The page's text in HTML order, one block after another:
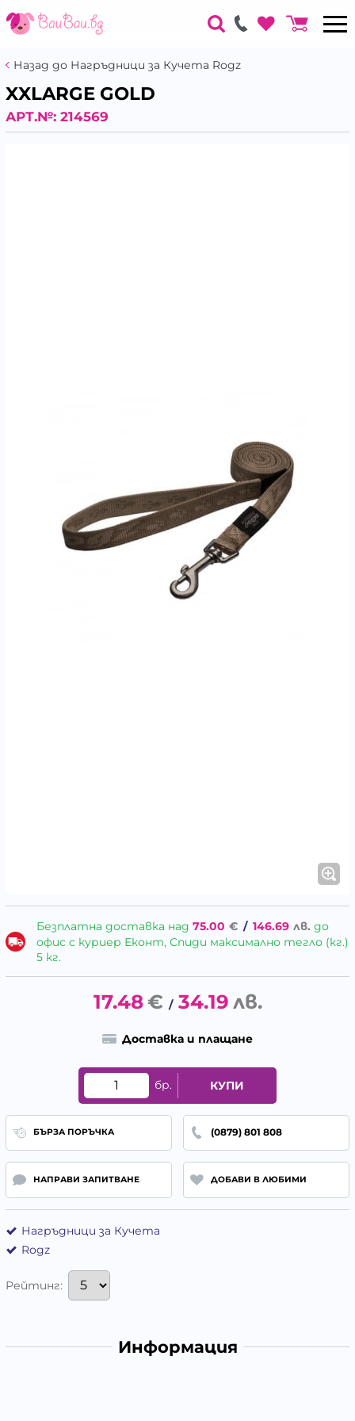
Назад до Нагръдници за Кучета Rogz
XXLARGE GOLD
АРТ.№: 214569
Безплатна доставка над 75.00 € / 146.69 лв. до
офис с куриер Еконт, Спиди максимално тегло (кг.)
5 кг.
17.48€ / 34.19 лв.
Доставка и плащане
бр. КУПИ
БЪРЗА ПОРЪЧКА (0879) 801 808
НАПРАВИ ЗАПИТВАНЕ ДОБАВИ В ЛЮБИМИ
Нагръдници за Кучета
Rogz
Рейтинг:
Информация